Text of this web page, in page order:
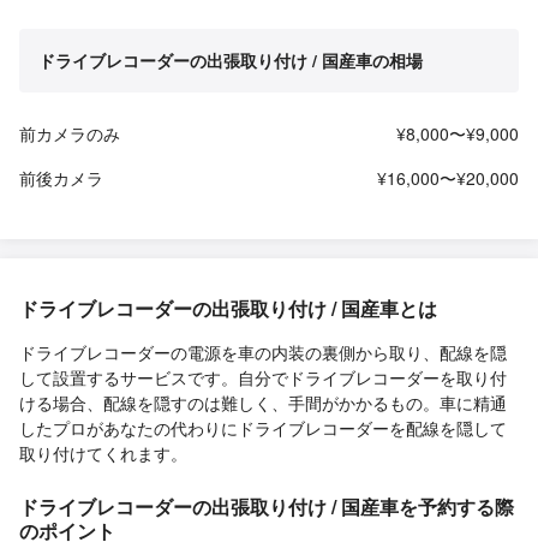
ドライブレコーダーの出張取り付け / 国産車の相場
前カメラのみ
¥8,000〜¥9,000
前後カメラ
¥16,000〜¥20,000
ドライブレコーダーの出張取り付け / 国産車とは
ドライブレコーダーの電源を車の内装の裏側から取り、配線を隠
して設置するサービスです。自分でドライブレコーダーを取り付
ける場合、配線を隠すのは難しく、手間がかかるもの。車に精通
したプロがあなたの代わりにドライブレコーダーを配線を隠して
取り付けてくれます。
ドライブレコーダーの出張取り付け / 国産車を予約する際
のポイント